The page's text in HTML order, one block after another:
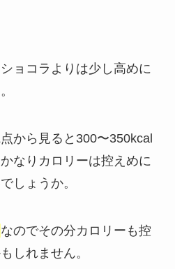
ョコラよりは少し高めに
から見ると300〜350kcal
なりカロリーは控えめに
しょうか。
なのでその分カロリーも控
しれません。